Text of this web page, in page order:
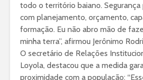
todo o território baiano. Segurança
com planejamento, orçamento,
formação. Eu não abro mão de
minha terra”, afirmou Jerônimo
O secretário de Relações
Loyola, destacou que a medida
proximidade com a população: